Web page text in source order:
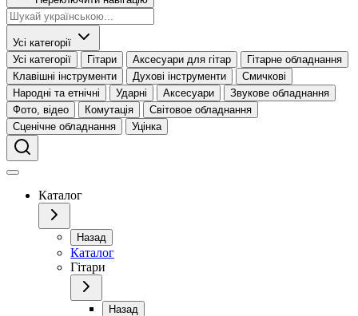
Усі категорії
Усі категорії
Гітари Аксесуари для гітар
Гітарне обладнання
Клавішні інструменти
Духові інструменти
Смичкові
Народні та етнічні
Ударні Аксесуари
Звукове обладнання
Фото, відео
Комутація
Світовое обладнання
Сценічне обладнання
Уцінка
Каталог
Назад
Каталог
Гітари
Назад